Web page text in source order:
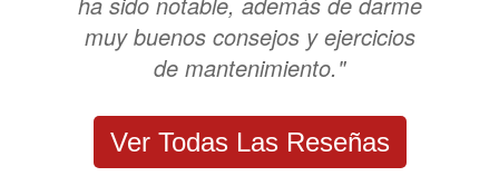
muy buenos consejos y ejercicios
de mantenimiento."
Ver Todas Las Reseñas